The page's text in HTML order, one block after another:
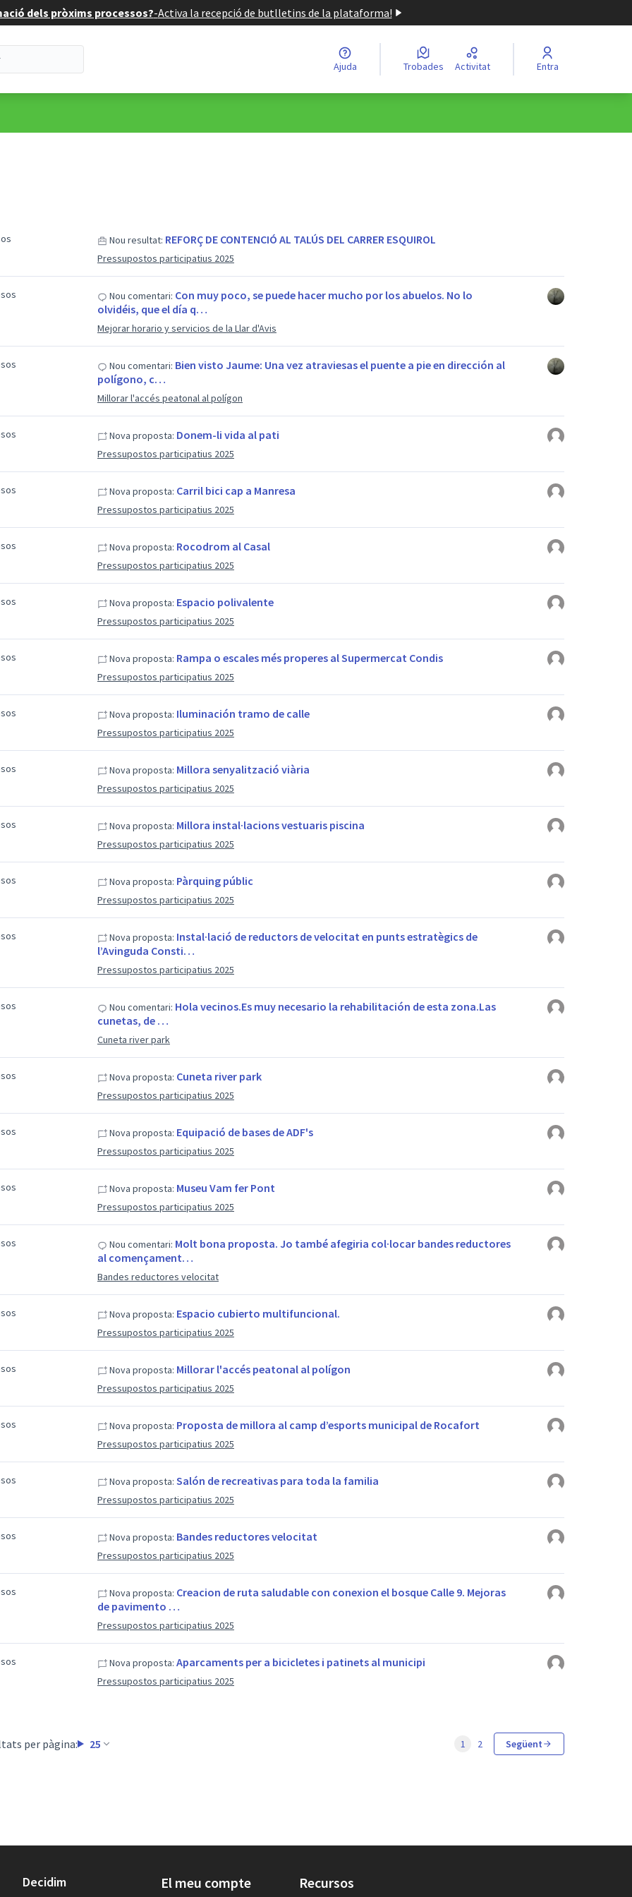
dels pròxims processos?-Activa la recepció de butlletins de la plataforma!
Ajuda Trobades Activitat Entra
Nou resultat: REFORÇ DE CONTENCIÓ AL TALÚS DEL CARRER ESQUIROL
Pressupostos participatius 2025
Nou comentari: Con muy poco, se puede hacer mucho por los abuelos. No lo
olvidéis, que el día q…
Mejorar horario y servicios de la Llar d'Avis
Nou comentari: Bien visto Jaume: Una vez atraviesas el puente a pie en dirección al
polígono, c…
Millorar l'accés peatonal al polígon
Nova proposta: Donem-li vida al pati
Pressupostos participatius 2025
Nova proposta: Carril bici cap a Manresa
Pressupostos participatius 2025
Nova proposta: Rocodrom al Casal
Pressupostos participatius 2025
Nova proposta: Espacio polivalente
Pressupostos participatius 2025
Nova proposta: Rampa o escales més properes al Supermercat Condis
Pressupostos participatius 2025
Nova proposta: Iluminación tramo de calle
Pressupostos participatius 2025
Nova proposta: Millora senyalització viària
Pressupostos participatius 2025
Nova proposta: Millora instal·lacions vestuaris piscina
Pressupostos participatius 2025
Nova proposta: Pàrquing públic
Pressupostos participatius 2025
Nova proposta: Instal·lació de reductors de velocitat en punts estratègics de
l’Avinguda Consti…
Pressupostos participatius 2025
Nou comentari: Hola vecinos.Es muy necesario la rehabilitación de esta zona.Las
cunetas, de …
Cuneta river park
Nova proposta: Cuneta river park
Pressupostos participatius 2025
Nova proposta: Equipació de bases de ADF's
Pressupostos participatius 2025
Nova proposta: Museu Vam fer Pont
Pressupostos participatius 2025
Nou comentari: Molt bona proposta. Jo també afegiria col·locar bandes reductores
al començament…
Bandes reductores velocitat
Nova proposta: Espacio cubierto multifuncional.
Pressupostos participatius 2025
Nova proposta: Millorar l'accés peatonal al polígon
Pressupostos participatius 2025
Nova proposta: Proposta de millora al camp d’esports municipal de Rocafort
Pressupostos participatius 2025
Nova proposta: Salón de recreativas para toda la familia
Pressupostos participatius 2025
Nova proposta: Bandes reductores velocitat
Pressupostos participatius 2025
Nova proposta: Creacion de ruta saludable con conexion el bosque Calle 9. Mejoras
de pavimento …
Pressupostos participatius 2025
Nova proposta: Aparcaments per a bicicletes i patinets al municipi
Pressupostos participatius 2025
per pàgina: 25 1 2 Següent
Decidim El meu compte Recursos